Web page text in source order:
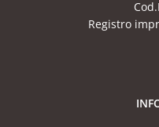
Registro